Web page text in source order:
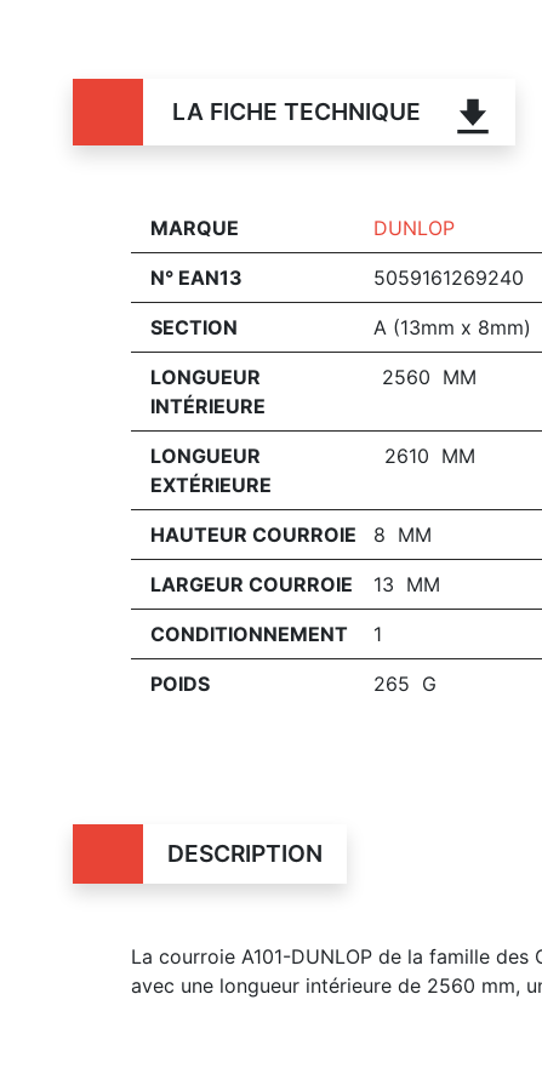
LA FICHE TECHNIQUE
MARQUE DUNLOP
N° EAN13 5059161269240
SECTION A (13mm x 8mm)
LONGUEUR
INTÉRIEURE
2560 MM
LONGUEUR
EXTÉRIEURE
2610 MM
HAUTEUR COURROIE 8 MM
LARGEUR COURROIE 13 MM
CONDITIONNEMENT 1
POIDS 265 G
DESCRIPTION
La courroie A101-DUNLOP de la famille
avec une longueur intérieure de 2560 mm,